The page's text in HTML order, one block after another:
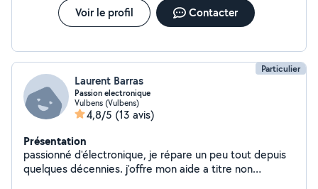
Voir le profil Contacter
Particulier
Laurent Barras
Passion electronique
Vulbens (Vulbens)
4,8/5 (13 avis)
Présentation
passionné d'électronique, je répare un peu tout depuis
quelques décennies. j'offre mon aide a titre non